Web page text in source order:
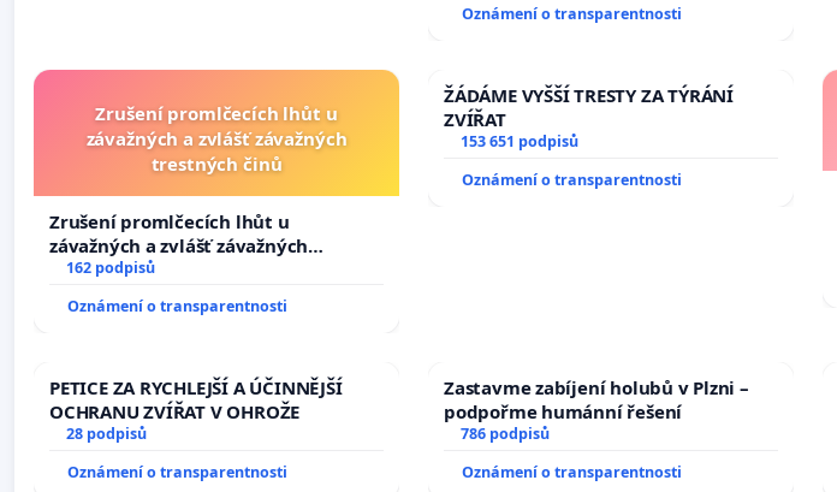
Oznámení o transparentnosti
Zrušení promlčecích lhůt u
závažných a zvlášť závažných
trestných činů
Zrušení promlčecích lhůt u
závažných a zvlášť závažných
trestných činů
162 podpisů
Oznámení o transparentnosti
ŽÁDÁME VYŠŠÍ TRESTY ZA TÝRÁNÍ
ZVÍŘAT
153 651 podpisů
Oznámení o transparentnosti
PETICE ZA RYCHLEJŠÍ A ÚČINNĚJŠÍ
OCHRANU ZVÍŘAT V OHROŽE
28 podpisů
Oznámení o transparentnosti
Zastavme zabíjení holubů v Plzni –
podpořme humánní řešení
786 podpisů
Oznámení o transparentnosti